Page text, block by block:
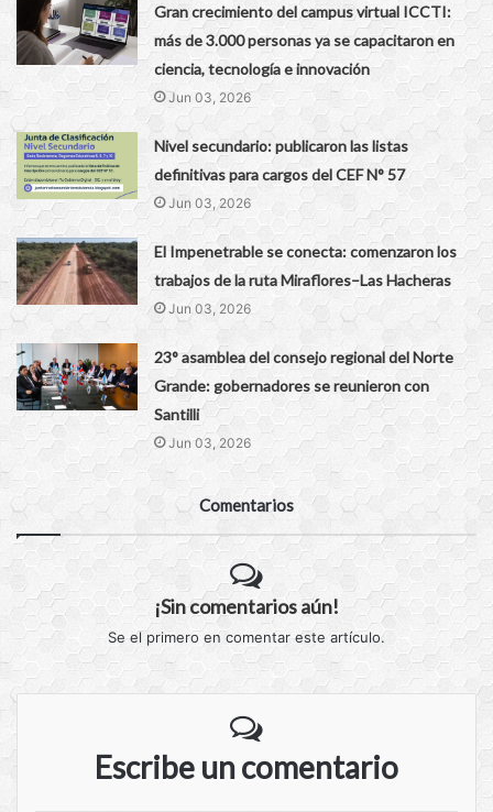
Gran crecimiento del campus virtual ICCTI:
más de 3.000 personas ya se capacitaron en
ciencia, tecnología e innovación
Jun 03, 2026
Nivel secundario: publicaron las listas
definitivas para cargos del CEF N° 57
Jun 03, 2026
El Impenetrable se conecta: comenzaron los
trabajos de la ruta Miraflores–Las Hacheras
Jun 03, 2026
23° asamblea del consejo regional del Norte
Grande: gobernadores se reunieron con
Santilli
Jun 03, 2026
Comentarios
¡Sin comentarios aún!
Se el primero en comentar este artículo.
Escribe un comentario